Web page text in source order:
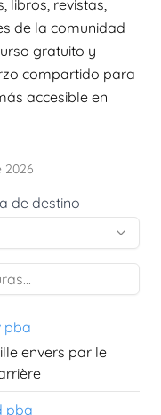
libros, revistas,
de la comunidad
gratuito y
compartido para
accesible en
2026
de destino
pba
envers par le
pba